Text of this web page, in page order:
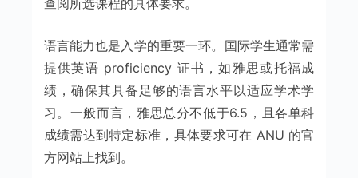
语言能力也是入学的重要一环。国际学生通常需
提供英语 proficiency 证书，如雅思或托福成
绩，确保其具备足够的语言水平以适应学术学
习。一般而言，雅思总分不低于6.5，且各单科
成绩需达到特定标准，具体要求可在 ANU 的官
方网站上找到。